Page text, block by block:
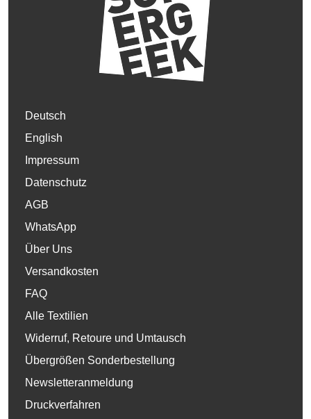
Deutsch
English
Impressum
Datenschutz
AGB
WhatsApp
Über Uns
Versandkosten
FAQ
Alle Textilien
Widerruf, Retoure und Umtausch
Übergrößen Sonderbestellung
Newsletteranmeldung
Druckverfahren